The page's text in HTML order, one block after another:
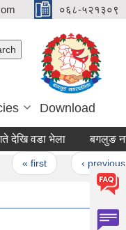
०६८-५२१३०९
Download
वडा भेला बगलुङ
« first ‹ previous